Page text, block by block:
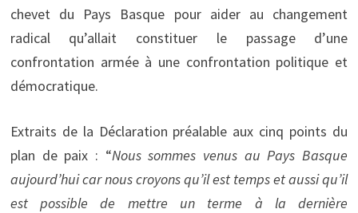
chevet du Pays Basque pour aider au changement
radical qu’allait constituer le passage d’une
confrontation armée à une confrontation politique et
démocratique.
Extraits de la Déclaration préalable aux cinq points du
plan de paix : “Nous sommes venus au Pays Basque
aujourd’hui car nous croyons qu’il est temps et aussi qu’il
est possible de mettre un terme à la dernière